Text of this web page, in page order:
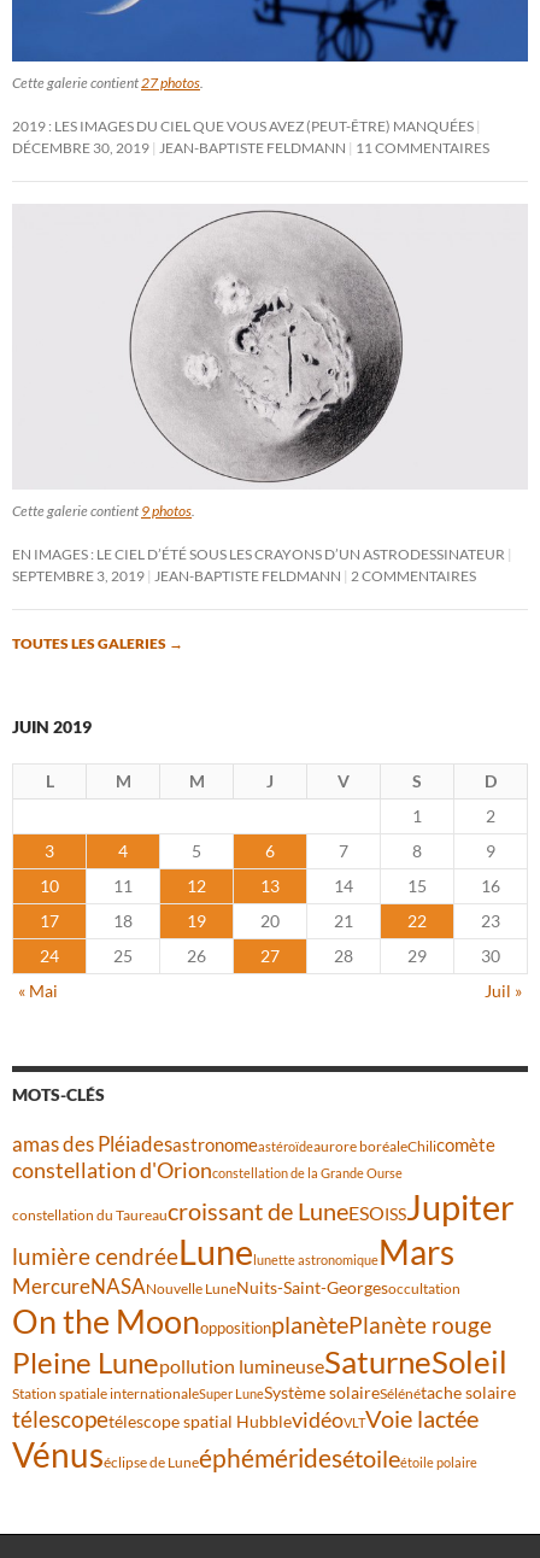
Cette galerie contient 27 photos
2019 : LES IMAGES DU CIEL QUE VOUS AVEZ (PEUT-ÊTRE) MANQUÉES
DÉCEMBRE 30, 2019
JEAN-BAPTISTE FELDMANN 11 COMMENTAIRES
Cette galerie contient 9 photos
EN IMAGES : LE CIEL D’ÉTÉ SOUS LES CRAYONS D’UN ASTRODESSINATEUR
SEPTEMBRE 3, 2019
JEAN-BAPTISTE FELDMANN 2 COMMENTAIRES
TOUTES LES GALERIES →
JUIN 2019
L M M J V S
D
1
2
3
4 5 6 7 8
9
10
11 12 13 14 15
16
17
18 19 20 21 22
23
24
25 26 27 28 29
30
« Mai
Juil »
MOTS-CLÉS
amas des Pléiadesastronomeastéroïdeaurore boréaleChilicomète
constellation d'Orionconstellation de la Grande Ourse
constellation du Taureaucroissant de LuneESOISSJupiter
lumière cendréeLunelunette astronomiqueMars
MercureNASANouvelle LuneNuits-Saint-Georgesoccultation
On the MoonoppositionplanètePlanète rouge
Pleine Lunepollution lumineuseSaturneSoleil
Station spatiale internationaleSuper LuneSystème solaireSélénétache solaire
télescopetélescope spatial HubblevidéoVLTVoie lactée
Vénuséclipse de Luneéphéméridesétoileétoile polaire